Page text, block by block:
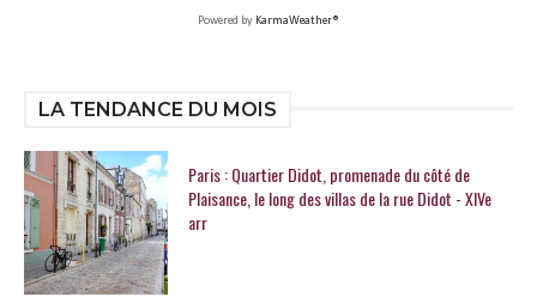
Powered by KarmaWeather®
LA TENDANCE DU MOIS
Paris : Quartier Didot, promenade du côté de
Plaisance, le long des villas de la rue Didot - XIVe
arr